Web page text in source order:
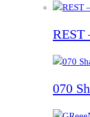
REST
070